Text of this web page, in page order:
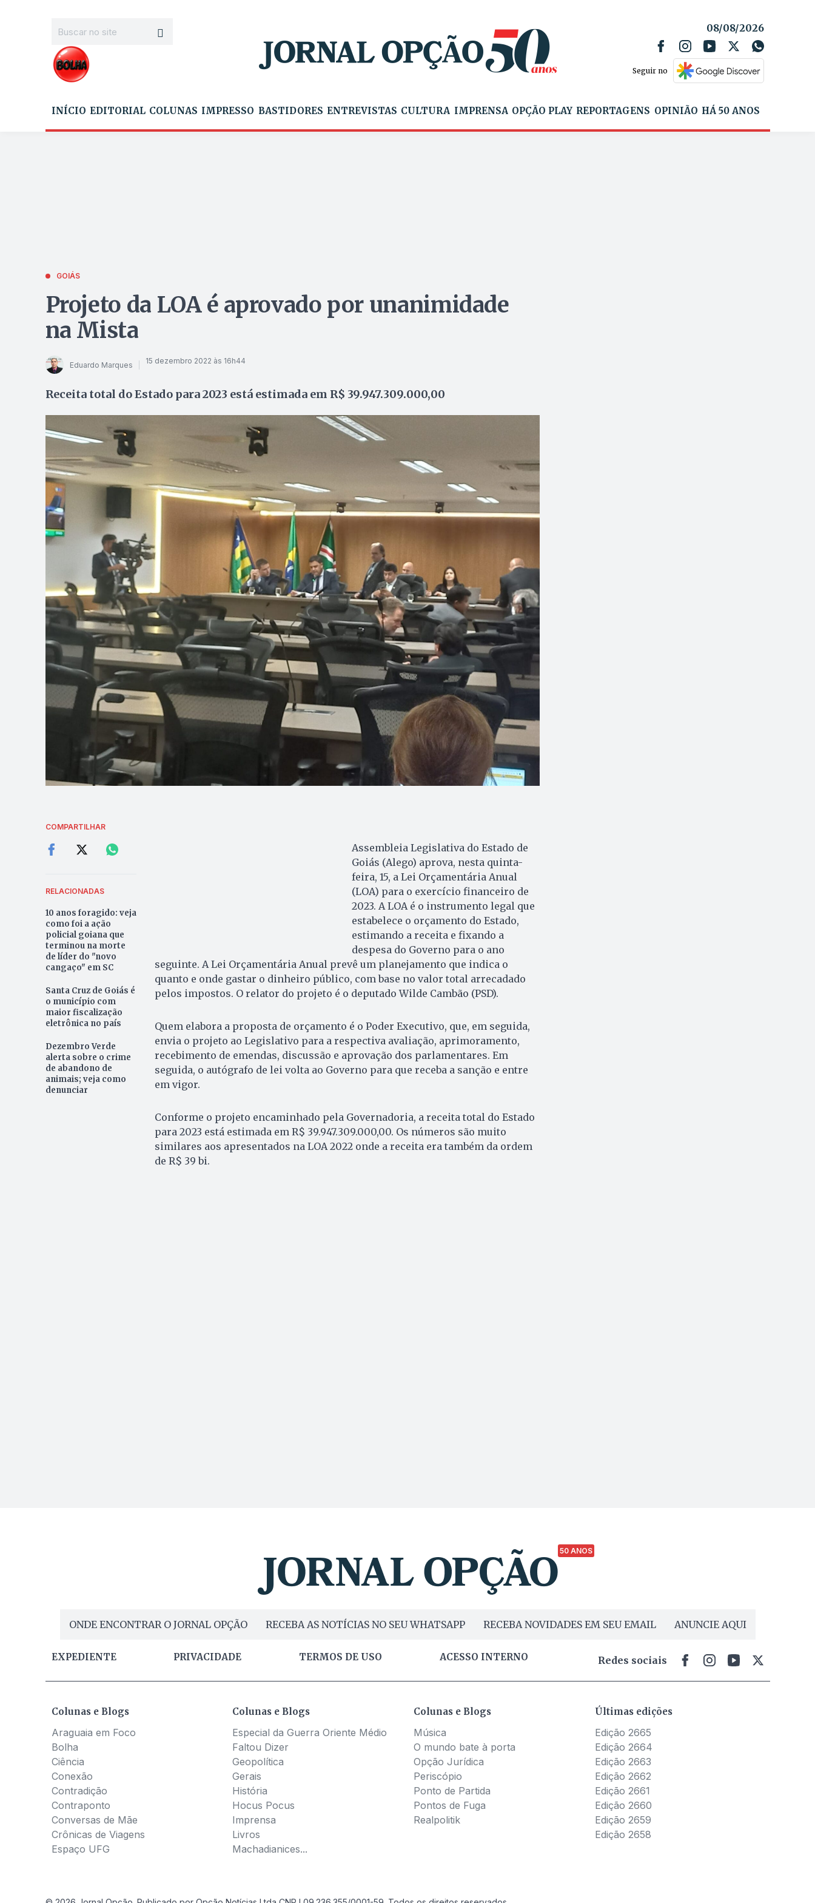
08/08/2026
Seguir no
INÍCIO EDITORIAL COLUNAS IMPRESSO BASTIDORES ENTREVISTAS CULTURA IMPRENSA OPÇÃO PLAY REPORTAGENS OPINIÃO HÁ 50 ANOS
GOIÁS
Projeto da LOA é aprovado por unanimidade
na Mista
Eduardo Marques 15 dezembro 2022 às 16h44
Receita total do Estado para 2023 está estimada em R$ 39.947.309.000,00
COMPARTILHAR
RELACIONADAS
10 anos foragido: veja
como foi a ação
policial goiana que
terminou na morte
de líder do "novo
cangaço" em SC
Santa Cruz de Goiás é
o município com
maior fiscalização
eletrônica no país
Dezembro Verde
alerta sobre o crime
de abandono de
animais; veja como
denunciar
Assembleia Legislativa do Estado de
Goiás (Alego) aprova, nesta quinta-
feira, 15, a Lei Orçamentária Anual
(LOA) para o exercício financeiro de
2023. A LOA é o instrumento legal que
estabelece o orçamento do Estado,
estimando a receita e fixando a
despesa do Governo para o ano
seguinte. A Lei Orçamentária Anual prevê um planejamento que indica o
quanto e onde gastar o dinheiro público, com base no valor total arrecadado
pelos impostos. O relator do projeto é o deputado Wilde Cambão (PSD).
Quem elabora a proposta de orçamento é o Poder Executivo, que, em seguida,
envia o projeto ao Legislativo para a respectiva avaliação, aprimoramento,
recebimento de emendas, discussão e aprovação dos parlamentares. Em
seguida, o autógrafo de lei volta ao Governo para que receba a sanção e entre
em vigor.
Conforme o projeto encaminhado pela Governadoria, a receita total do Estado
para 2023 está estimada em R$ 39.947.309.000,00. Os números são muito
similares aos apresentados na LOA 2022 onde a receita era também da ordem
de R$ 39 bi.
50 ANOS
ONDE ENCONTRAR O JORNAL OPÇÃO RECEBA AS NOTÍCIAS NO SEU WHATSAPP RECEBA NOVIDADES EM SEU EMAIL ANUNCIE AQUI
EXPEDIENTE PRIVACIDADE TERMOS DE USO ACESSO INTERNO Redes sociais
Colunas e Blogs
Araguaia em Foco
Bolha
Ciência
Conexão
Contradição
Contraponto
Conversas de Mãe
Crônicas de Viagens
Espaço UFG
Colunas e Blogs
Especial da Guerra Oriente Médio
Faltou Dizer
Geopolítica
Gerais
História
Hocus Pocus
Imprensa
Livros
Machadianices...
Colunas e Blogs
Música
O mundo bate à porta
Opção Jurídica
Periscópio
Ponto de Partida
Pontos de Fuga
Realpolitik
Últimas edições
Edição 2665
Edição 2664
Edição 2663
Edição 2662
Edição 2661
Edição 2660
Edição 2659
Edição 2658